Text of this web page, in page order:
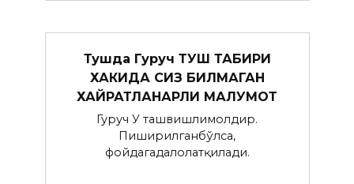
Тушда Гуруч ТУШ ТАБИРИ
ХАКИДА СИЗ БИЛМАГАН
ХАЙРАТЛАНАРЛИ МАЛУМОТ
Гуруч У ташвишлимолдир.
Пиширилганбўлса,
фойдагадалолатқилади.